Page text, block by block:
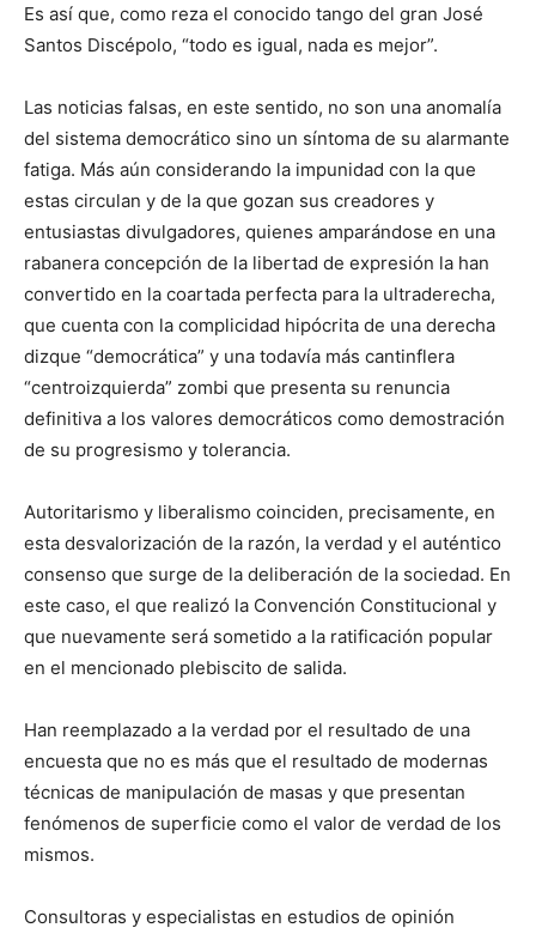
Es así que, como reza el conocido tango del gran José
Santos Discépolo, “todo es igual, nada es mejor”.
Las noticias falsas, en este sentido, no son una anomalía
del sistema democrático sino un síntoma de su alarmante
fatiga. Más aún considerando la impunidad con la que
estas circulan y de la que gozan sus creadores y
entusiastas divulgadores, quienes amparándose en una
rabanera concepción de la libertad de expresión la han
convertido en la coartada perfecta para la ultraderecha,
que cuenta con la complicidad hipócrita de una derecha
dizque “democrática” y una todavía más cantinflera
“centroizquierda” zombi que presenta su renuncia
definitiva a los valores democráticos como demostración
de su progresismo y tolerancia.
Autoritarismo y liberalismo coinciden, precisamente, en
esta desvalorización de la razón, la verdad y el auténtico
consenso que surge de la deliberación de la sociedad. En
este caso, el que realizó la Convención Constitucional y
que nuevamente será sometido a la ratificación popular
en el mencionado plebiscito de salida.
Han reemplazado a la verdad por el resultado de una
encuesta que no es más que el resultado de modernas
técnicas de manipulación de masas y que presentan
fenómenos de superficie como el valor de verdad de los
mismos.
Consultoras y especialistas en estudios de opinión